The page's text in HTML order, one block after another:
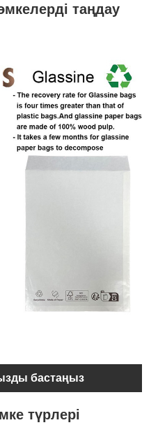
таңдау
бастаңыз
түрлері